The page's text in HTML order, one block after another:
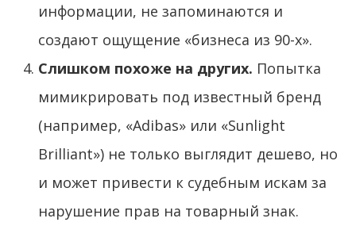
информации, не запоминаются и
создают ощущение «бизнеса из 90-х».
Слишком похоже на других. Попытка
мимикрировать под известный бренд
(например, «Adibas» или «Sunlight
Brilliant») не только выглядит дешево, но
и может привести к судебным искам за
нарушение прав на товарный знак.